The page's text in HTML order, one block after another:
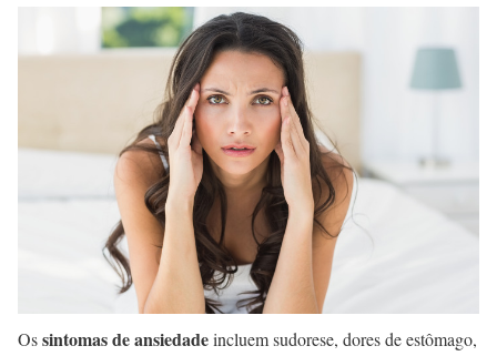
Ossintomas de ansiedadeincluem sudorese, dores de estômago,